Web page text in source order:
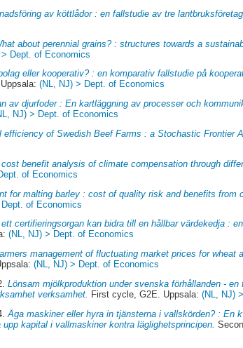
av köttlådor : en fallstudie av tre lantbruksföretag.
about perennial grains? : structures towards a
Dept. of Economics
eller kooperativ? : en komparativ fallstudie på
(NL, NJ) > Dept. of Economics
av djurfoder : En kartläggning av processer och
NJ) > Dept. of Economics
efficiency of Swedish Beef Farms : a Stochastic Frontier
benefit analysis of climate compensation through
of Economics
for malting barley : cost of quality risk and benefits from
of Economics
ett certifieringsorgan kan bidra till en hållbar värdekedja :
(NL, NJ) > Dept. of Economics
management of fluctuating market prices for wheat
(NL, NJ) > Dept. of Economics
Lönsam mjölkproduktion under svenska förhållanden -
verksamhet.
First cycle, G2E. Uppsala:(NL, NJ)
Äga maskiner eller hyra in tjänsterna i vallskörden? : En
kapital i vallmaskiner kontra läglighetsprincipen.